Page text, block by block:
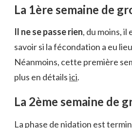
La 1ère semaine de
Il ne se passe rien, du moins, il
savoir si la fécondation a eu
Néanmoins, cette première
plus en détailsici.
La 2ème semaine de
La phase de nidation est